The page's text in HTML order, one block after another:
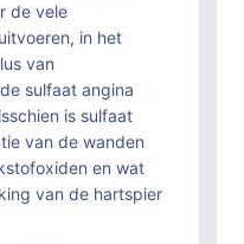
de vele
in het
van
sulfaat angina
is sulfaat
van de wanden
en wat
van de hartspier